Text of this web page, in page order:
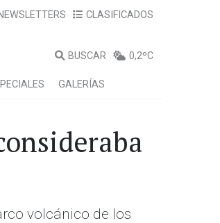
CLASIFICADOS
BUSCAR 0,2ºC
GALERÍAS
volcánico de los